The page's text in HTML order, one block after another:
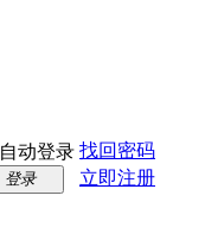
自动登录 找回密码
登录
立即注册